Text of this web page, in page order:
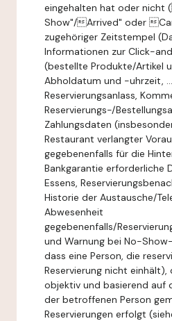
eingehalten hat oder nicht
Show"/Arrived" oder
zugehöriger Zeitstempel
Informationen zur Click-
(bestellte Produkte/Artikel
Abholdatum und -uhrzeit,
Reservierungsanlass,
Reservierungs-/
Zahlungsdaten
Restaurant verlangter
gegebenenfalls für die
Bankgarantie erforderliche
Essens,
Historie der Austausche/
Abwesenheit
gegebenenfalls/
und Warnung bei No-Show-
dass eine Person, die
Reservierung nicht
objektiv und basierend auf
der betroffenen Person
Reservierungen erfolgt